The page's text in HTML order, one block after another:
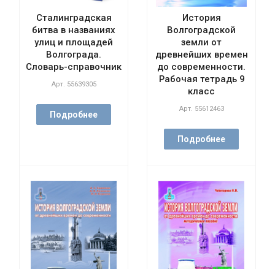
Сталинградская
битва в названиях
улиц и площадей
Волгограда.
Словарь-справочник
Арт. 55639305
Подробнее
История
Волгоградской
земли от
древнейших времен
до современности.
Рабочая тетрадь 9
класс
Арт. 55612463
Подробнее